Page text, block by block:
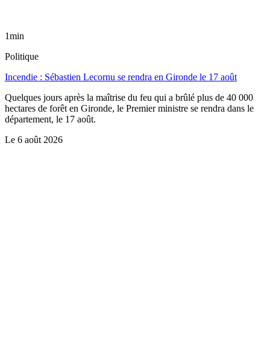
1min
Politique
Incendie : Sébastien Lecornu se rendra en Gironde le 17 août
Quelques jours après la maîtrise du feu qui a brûlé plus de 40 000
hectares de forêt en Gironde, le Premier ministre se rendra dans le
département, le 17 août.
Le 6 août 2026